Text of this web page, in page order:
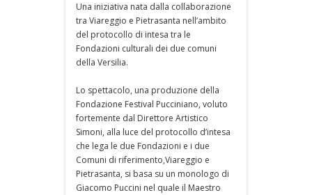
Una iniziativa nata dalla collaborazione
tra Viareggio e Pietrasanta nell’ambito
del protocollo di intesa tra le
Fondazioni culturali dei due comuni
della Versilia.
Lo spettacolo, una produzione della
Fondazione Festival Pucciniano, voluto
fortemente dal Direttore Artistico
Simoni, alla luce del protocollo d’intesa
che lega le due Fondazioni e i due
Comuni di riferimento,Viareggio e
Pietrasanta, si basa su un monologo di
Giacomo Puccini nel quale il Maestro